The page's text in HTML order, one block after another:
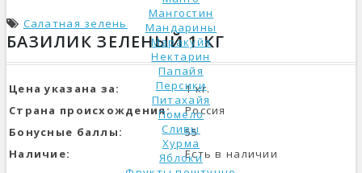
Мангостин
Мандарины
Маракуйя
Нектарин
Папайя
Персики
Питахайя
Помело
Сливы
Хурма
Яблоки
Салатная зелень
БАЗИЛИК ЗЕЛЕНЫЙ 1 КГ
Цена указана за:
1 кг.
Страна происхождения:
Россия
Бонусные баллы:
55
Наличие:
Есть в наличии